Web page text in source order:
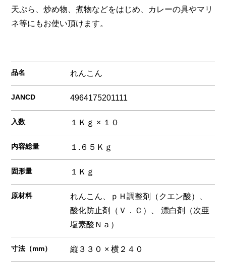
天ぷら、炒め物、煮物などをはじめ、カレーの具やマリ
ネ等にもお使い頂けます。
品名 れんこん
JANCD 4964175201111
入数 １Ｋｇ × １０
内容総量 １.６５Ｋｇ
固形量 １Ｋｇ
原材料
れんこん、ｐＨ調整剤（クエン酸）、
酸化防止剤（Ｖ．Ｃ）、 漂白剤（次亜
塩素酸Ｎａ）
寸法（mm） 縦３３０ × 横２４０